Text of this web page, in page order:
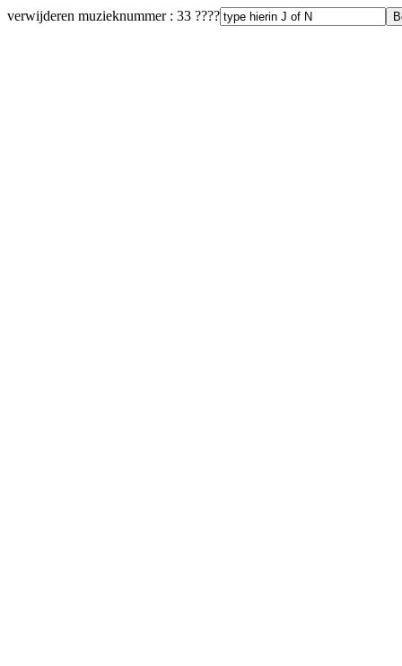
verwijderen muzieknummer : 33 ????